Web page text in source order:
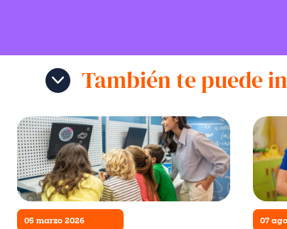
También te puede
05 marzo 2026 07